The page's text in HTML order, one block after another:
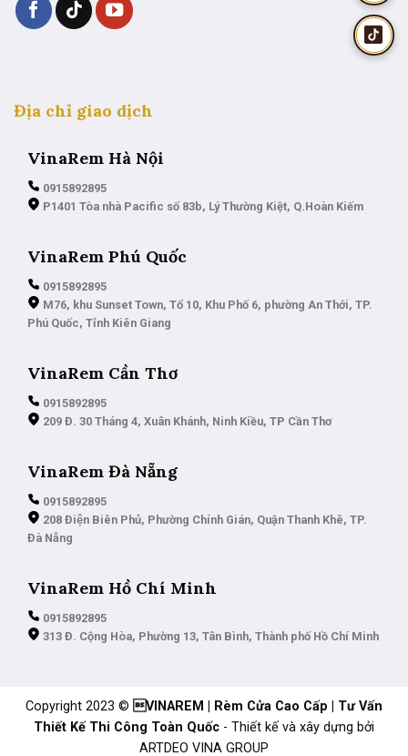
Địa chỉ giao dịch
VinaRem Hà Nội
0915892895
P1401 Tòa nhà Pacific số 83b, Lý Thường Kiệt, Q.Hoàn Kiếm
VinaRem Phú Quốc
0915892895
M76, khu Sunset Town, Tổ 10, Khu Phố 6, phường An Thới, TP.
Phú Quốc, Tỉnh Kiên Giang
VinaRem Cần Thơ
0915892895
209 Đ. 30 Tháng 4, Xuân Khánh, Ninh Kiều, TP Cần Thơ
VinaRem Đà Nẵng
0915892895
208 Điện Biên Phủ, Phường Chính Gián, Quận Thanh Khê, TP.
Đà Nẵng
VinaRem Hồ Chí Minh
0915892895
313 Đ. Cộng Hòa, Phường 13, Tân Bình, Thành phố Hồ Chí Minh
Copyright 2023 © VINAREM | Rèm Cửa Cao Cấp | Tư Vấn
Thiết Kế Thi Công Toàn Quốc - Thiết kế và xây dựng bởi
ARTDEO VINA GROUP